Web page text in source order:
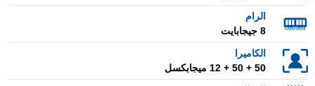
الرام
8 جيجابايت
الكاميرا
50 + 50 + 12 ميجابكسل